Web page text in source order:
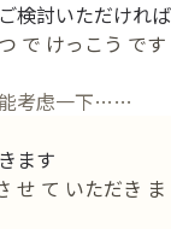
検討いただければ
で けっこう です
能考虑一下……
ます
せ て いただき ま